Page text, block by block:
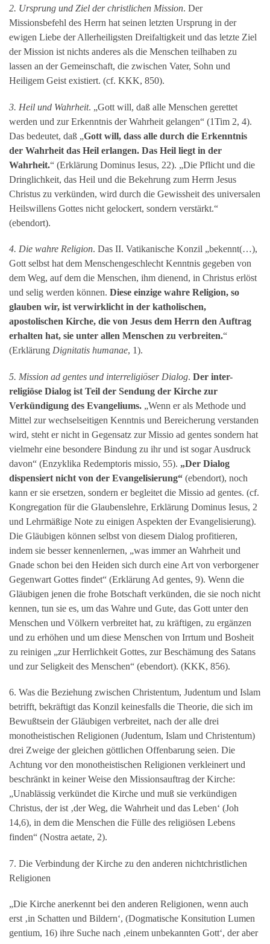
2. Ursprung und Ziel der christlichen Mission. Der
Missionsbefehl des Herrn hat seinen letzten Ursprung in der
ewigen Liebe der Allerheiligsten Dreifaltigkeit und das letzte Ziel
der Mission ist nichts anderes als die Menschen teilhaben zu
lassen an der Gemeinschaft, die zwischen Vater, Sohn und
Heiligem Geist existiert. (cf. KKK, 850).
3. Heil und Wahrheit. „Gott will, daß alle Menschen gerettet
werden und zur Erkenntnis der Wahrheit gelangen“ (1Tim 2, 4).
Das bedeutet, daß „Gott will, dass alle durch die Erkenntnis
der Wahrheit das Heil erlangen. Das Heil liegt in der
Wahrheit.“ (Erklärung Dominus Iesus, 22). „Die Pflicht und die
Dringlichkeit, das Heil und die Bekehrung zum Herrn Jesus
Christus zu verkünden, wird durch die Gewissheit des universalen
Heilswillens Gottes nicht gelockert, sondern verstärkt.“
(ebendort).
4. Die wahre Religion. Das II. Vatikanische Konzil „bekennt(…),
Gott selbst hat dem Menschengeschlecht Kenntnis gegeben von
dem Weg, auf dem die Menschen, ihm dienend, in Christus erlöst
und selig werden können. Diese einzige wahre Religion, so
glauben wir, ist verwirklicht in der katholischen,
apostolischen Kirche, die von Jesus dem Herrn den Auftrag
erhalten hat, sie unter allen Menschen zu verbreiten.“
(Erklärung Dignitatis humanae, 1).
5. Mission ad gentes und interreligiöser Dialog. Der inter-
religiöse Dialog ist Teil der Sendung der Kirche zur
Verkündigung des Evangeliums. „Wenn er als Methode und
Mittel zur wechselseitigen Kenntnis und Bereicherung verstanden
wird, steht er nicht in Gegensatz zur Missio ad gentes sondern hat
vielmehr eine besondere Bindung zu ihr und ist sogar Ausdruck
davon“ (Enzyklika Redemptoris missio, 55). „Der Dialog
dispensiert nicht von der Evangelisierung“ (ebendort), noch
kann er sie ersetzen, sondern er begleitet die Missio ad gentes. (cf.
Kongregation für die Glaubenslehre, Erklärung Dominus Iesus, 2
und Lehrmäßige Note zu einigen Aspekten der Evangelisierung).
Die Gläubigen können selbst von diesem Dialog profitieren,
indem sie besser kennenlernen, „was immer an Wahrheit und
Gnade schon bei den Heiden sich durch eine Art von verborgener
Gegenwart Gottes findet“ (Erklärung Ad gentes, 9). Wenn die
Gläubigen jenen die frohe Botschaft verkünden, die sie noch nicht
kennen, tun sie es, um das Wahre und Gute, das Gott unter den
Menschen und Völkern verbreitet hat, zu kräftigen, zu ergänzen
und zu erhöhen und um diese Menschen von Irrtum und Bosheit
zu reinigen „zur Herrlichkeit Gottes, zur Beschämung des Satans
und zur Seligkeit des Menschen“ (ebendort). (KKK, 856).
6. Was die Beziehung zwischen Christentum, Judentum und Islam
betrifft, bekräftigt das Konzil keinesfalls die Theorie, die sich im
Bewußtsein der Gläubigen verbreitet, nach der alle drei
monotheistischen Religionen (Judentum, Islam und Christentum)
drei Zweige der gleichen göttlichen Offenbarung seien. Die
Achtung vor den monotheistischen Religionen verkleinert und
beschränkt in keiner Weise den Missionsauftrag der Kirche:
„Unablässig verkündet die Kirche und muß sie verkündigen
Christus, der ist ‚der Weg, die Wahrheit und das Leben‘ (Joh
14,6), in dem die Menschen die Fülle des religiösen Lebens
finden“ (Nostra aetate, 2).
7. Die Verbindung der Kirche zu den anderen nichtchristlichen
Religionen
„Die Kirche anerkennt bei den anderen Religionen, wenn auch
erst ‚in Schatten und Bildern‘, (Dogmatische Konsitution Lumen
gentium, 16) ihre Suche nach ‚einem unbekannten Gott‘, der aber